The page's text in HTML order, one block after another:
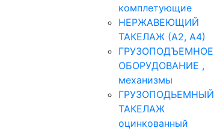
комплетующие
НЕРЖАВЕЮЩИЙ
ТАКЕЛАЖ (А2, А4)
ГРУЗОПОДЪЕМНОЕ
ОБОРУДОВАНИЕ ,
механизмы
ГРУЗОПОДЬЕМНЫЙ
ТАКЕЛАЖ
оцинкованный